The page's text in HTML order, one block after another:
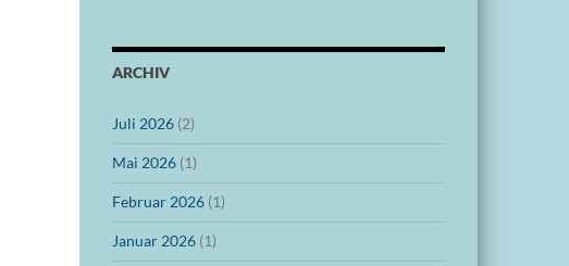
ARCHIV
Juli 2026 (2)
Mai 2026 (1)
Februar 2026 (1)
Januar 2026 (1)